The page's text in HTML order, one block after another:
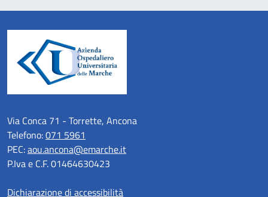
Via Conca 71 - Torrette, Ancona
Telefono:071 5961
PEC:aou.ancona@emarche.it
P.Iva e C.F. 01464630423
Dichiarazione di accessibilità